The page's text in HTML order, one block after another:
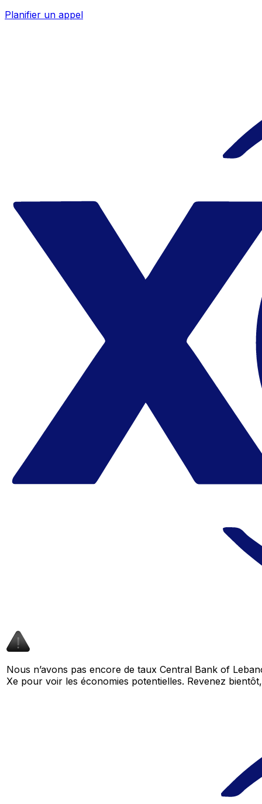
Planifier un appel
Nous n’avons pas encore de taux Central Bank of
Xe pour voir les économies potentielles. Revenez